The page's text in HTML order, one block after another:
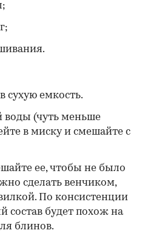
сухую емкость.
воды (чуть меньше
в миску и смешайте с
ее, чтобы не было
сделать венчиком,
По консистенции
состав будет похож на
блинов.